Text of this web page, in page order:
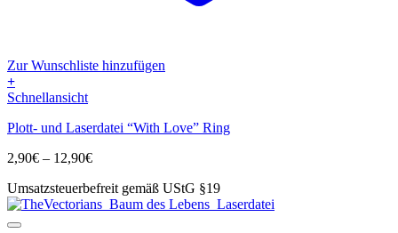
Zur Wunschliste hinzufügen
+
Dieses
weist
Varianten
Die
Optionen
können
Schnellansicht
Plott- und Laserdatei “With Love” Ring
2,90€ – 12,90€Preisspanne:
bis
12,90€
Umsatzsteuerbefreit gemäß UStG §19